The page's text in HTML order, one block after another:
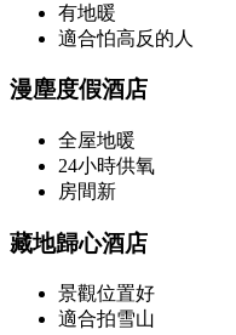
有地暖
適合怕高反的人
漫塵度假酒店
全屋地暖
24小時供氧
房間新
藏地歸心酒店
景觀位置好
適合拍雪山